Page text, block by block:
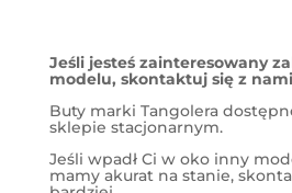
Jeśli jesteś zainteresowany
modelu, skontaktuj się z
Buty marki Tangolera
sklepie stacjonarnym.
Jeśli wpadł Ci w oko inny
mamy akurat na stanie,